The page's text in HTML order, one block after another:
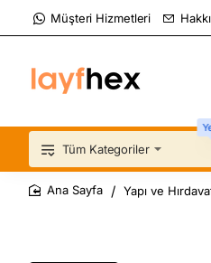
Müşteri Hizmetleri
Tüm Kategoriler
Yapı ve